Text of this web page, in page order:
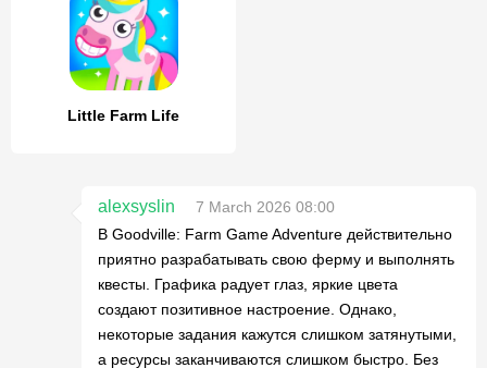
Little Farm Life
alexsyslin
7 March 2026 08:00
В Goodville: Farm Game Adventure действительно
приятно разрабатывать свою ферму и выполнять
квесты. Графика радует глаз, яркие цвета
создают позитивное настроение. Однако,
некоторые задания кажутся слишком затянутыми,
а ресурсы заканчиваются слишком быстро. Без